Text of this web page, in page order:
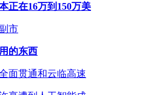
正在16万到150万美
市
的东西
面贯通和云临高速